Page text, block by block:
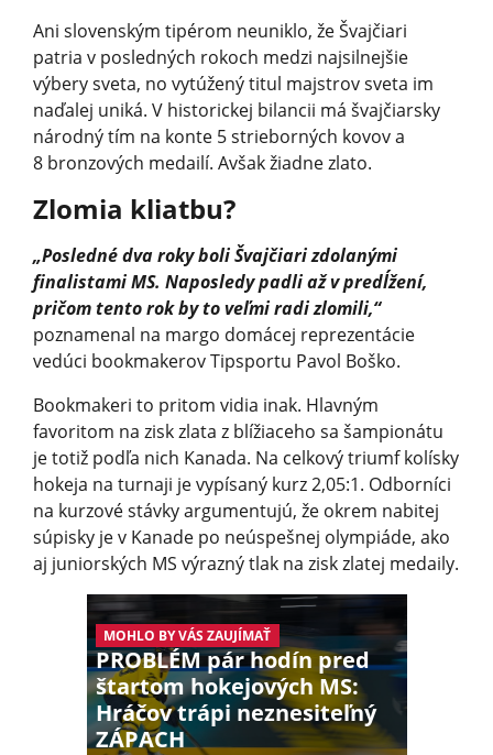
Ani slovenským tipérom neuniklo, že Švajčiari
patria v posledných rokoch medzi najsilnejšie
výbery sveta, no vytúžený titul majstrov sveta im
naďalej uniká. V historickej bilancii má švajčiarsky
národný tím na konte 5 strieborných kovov a
8 bronzových medailí. Avšak žiadne zlato.
Zlomia kliatbu?
„Posledné dva roky boli Švajčiari zdolanými
finalistami MS. Naposledy padli až v predĺžení,
pričom tento rok by to veľmi radi zlomili,“
poznamenal na margo domácej reprezentácie
vedúci bookmakerov Tipsportu Pavol Boško.
Bookmakeri to pritom vidia inak. Hlavným
favoritom na zisk zlata z blížiaceho sa šampionátu
je totiž podľa nich Kanada. Na celkový triumf kolísky
hokeja na turnaji je vypísaný kurz 2,05:1. Odborníci
na kurzové stávky argumentujú, že okrem nabitej
súpisky je v Kanade po neúspešnej olympiáde, ako
aj juniorských MS výrazný tlak na zisk zlatej medaily.
MOHLO BY VÁS ZAUJÍMAŤ
PROBLÉM pár hodín pred
štartom hokejových MS:
Hráčov trápi neznesiteľný
ZÁPACH